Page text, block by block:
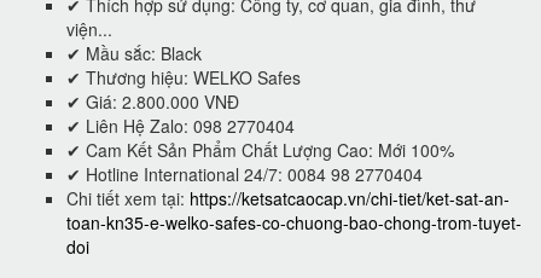
viện...
✔ Mầu sắc: Black
✔ Thương hiệu: WELKO Safes
✔ Giá: 2.800.000 VNĐ
✔ Liên Hệ Zalo: 098 2770404
✔ Cam Kết Sản Phẩm Chất Lượng Cao: Mới 100%
✔ Hotline International 24/7: 0084 98 2770404
Chi tiết xem tại: https://ketsatcaocap.vn/chi-tiet/ket-sat-an-
toan-kn35-e-welko-safes-co-chuong-bao-chong-trom-tuyet-
doi